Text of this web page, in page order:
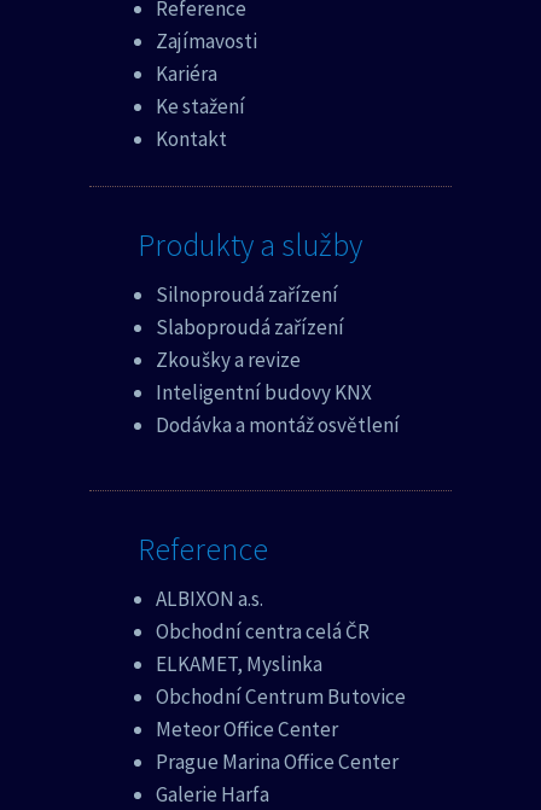
Reference
Zajímavosti
Kariéra
Ke stažení
Kontakt
Produkty a služby
Silnoproudá zařízení
Slaboproudá zařízení
Zkoušky a revize
Inteligentní budovy KNX
Dodávka a montáž osvětlení
Reference
ALBIXON a.s.
Obchodní centra celá ČR
ELKAMET, Myslinka
Obchodní Centrum Butovice
Meteor Office Center
Prague Marina Office Center
Galerie Harfa